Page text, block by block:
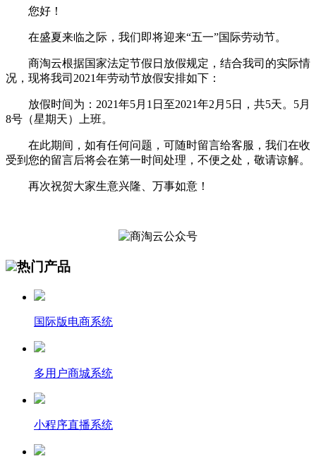
您好！
在盛夏来临之际，我们即将迎来“五一”国际劳动节。
商淘云根据国家法定节假日放假规定，结合我司的实际情
况，现将我司2021年劳动节放假安排如下：
放假时间为：2021年5月1日至2021年2月5日，共5天。5月
8号（星期天）上班。
在此期间，如有任何问题，可随时留言给客服，我们在收
受到您的留言后将会在第一时间处理，不便之处，敬请谅解。
再次祝贺大家生意兴隆、万事如意！
热门产品
国际版电商系统
多用户商城系统
小程序直播系统